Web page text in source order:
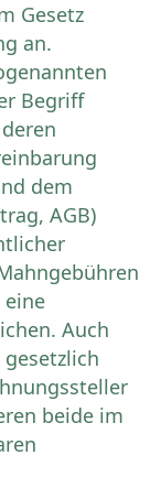
Gesetz
an.
Begriff
dem
AGB)
Auch
beide im